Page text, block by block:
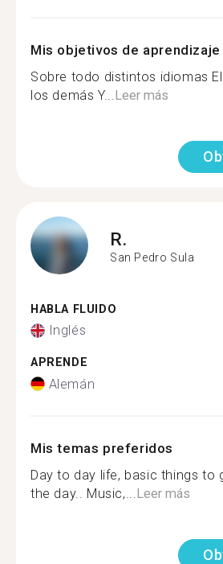
Mis objetivos de aprendizaje
Sobre todo distintos idiomas
los demás Y... Leer más
R.
San Pedro Sula
HABLA FLUIDO
Inglés
APRENDE
Alemán
Mis temas preferidos
Day to day life, basic things to
the day.. Music,... Leer más